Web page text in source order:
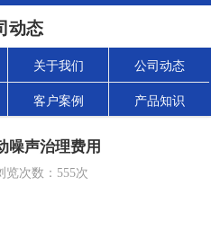
动态
关于我们 公司动态
客户案例 产品知识
噪声治理费用
次数： 555次